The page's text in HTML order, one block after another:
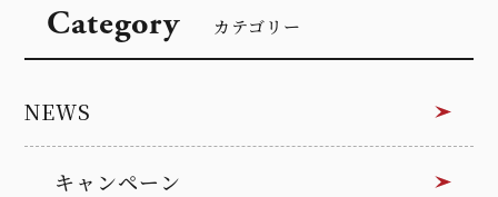
Category カテゴリー
NEWS
キャンペーン